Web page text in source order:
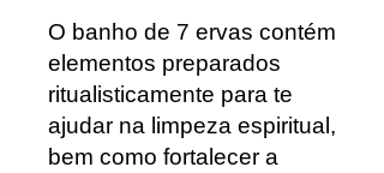
O banho de 7 ervas contém
elementos preparados
ritualisticamente para te
ajudar na limpeza espiritual,
bem como fortalecer a